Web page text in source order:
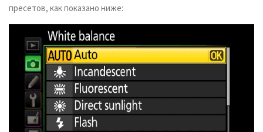
пресетов, как показано ниже: